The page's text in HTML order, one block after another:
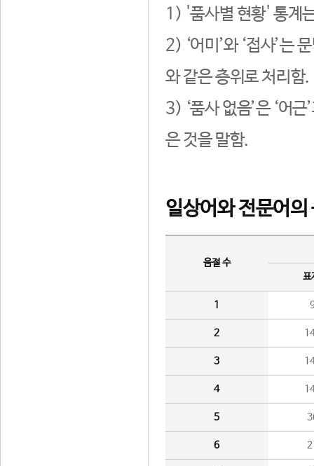
1) '품사별 현황' 통계
2) ‘어미’와 ‘접사’는
와 같은 층위로 처리함.
3) ‘품사 없음’은 ‘어
은 것을 말함.
일상어와 전문어의
음절 수
표
1
2
3
4
5
6